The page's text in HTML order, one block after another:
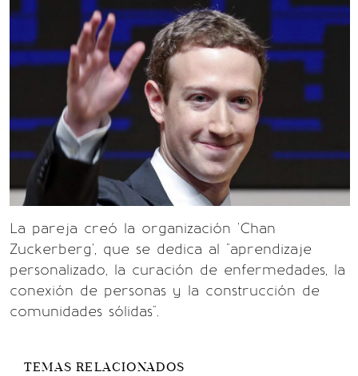
La pareja creó la organización 'Chan
Zuckerberg', que se dedica al "aprendizaje
personalizado, la curación de enfermedades, la
conexión de personas y la construcción de
comunidades sólidas".
TEMAS RELACIONADOS